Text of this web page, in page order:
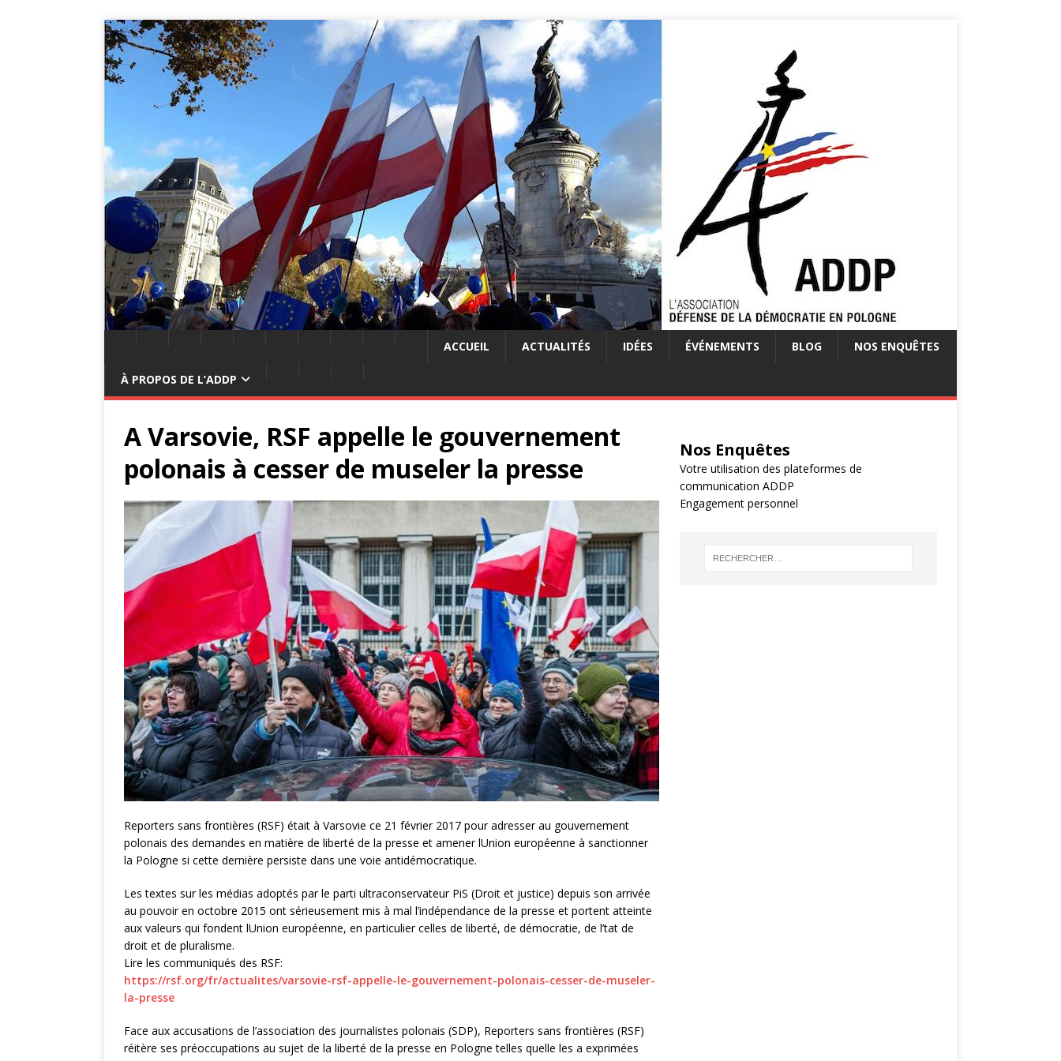
ACCUEIL ACTUALITÉS IDÉES ÉVÉNEMENTS BLOG NOS ENQUÊTES
À PROPOS DE L’ADDP
A Varsovie, RSF appelle le gouvernement
polonais à cesser de museler la presse
Reporters sans frontières (RSF) était à Varsovie ce 21 février 2017 pour adresser au gouvernement
polonais des demandes en matière de liberté de la presse et amener lUnion européenne à sanctionner
la Pologne si cette dernière persiste dans une voie antidémocratique.
Les textes sur les médias adoptés par le parti ultraconservateur PiS (Droit et justice) depuis son arrivée
au pouvoir en octobre 2015 ont sérieusement mis à mal l’indépendance de la presse et portent atteinte
aux valeurs qui fondent lUnion européenne, en particulier celles de liberté, de démocratie, de l’tat de
droit et de pluralisme.
Lire les communiqués des RSF:
https://rsf.org/fr/actualites/varsovie-rsf-appelle-le-gouvernement-polonais-cesser-de-museler-
la-presse
Face aux accusations de l’association des journalistes polonais (SDP), Reporters sans frontières (RSF)
réitère ses préoccupations au sujet de la liberté de la presse en Pologne telles quelle les a exprimées
Nos Enquêtes
Votre utilisation des plateformes de
communication ADDP
Engagement personnel